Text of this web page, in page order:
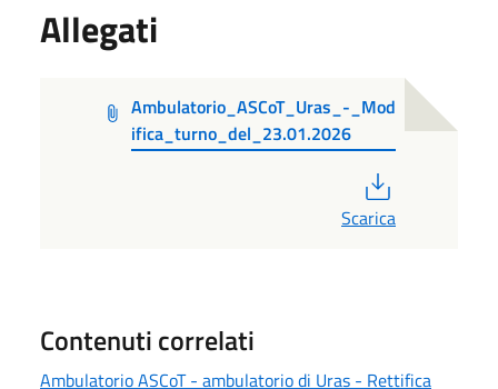
Allegati
Ambulatorio_ASCoT_Uras_-_Mod
ifica_turno_del_23.01.2026
Scarica
Contenuti correlati
Ambulatorio ASCoT - ambulatorio di Uras - Rettifica